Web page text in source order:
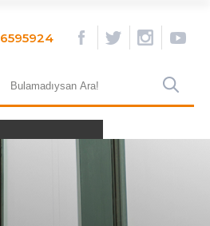
×
(212) 659 59 24